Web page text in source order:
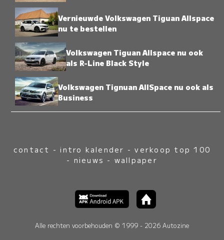
Vernieuwde Volkswagen Tiguan Allspace
nu te bestellen
Volkswagen Tiguan Allspace nu ook
als R-Line Black Style
Volkswagen Tignuan AllSpace nu ook als
Business
contact -intro kalender -verkoop top 100
- nieuws - wallpaper
Alle rechten voorbehouden © 1999 - 2026 Autozine